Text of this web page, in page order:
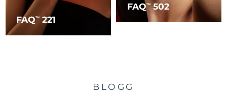
FAQTM 221
FAQTM502
BLOGG